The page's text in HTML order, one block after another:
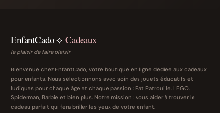
EnfantCado ⟡ Cadeaux
le plaisir de faire plaisir
Bienvenue chez EnfantCado, votre boutique en ligne dédiée aux cadeaux
pour enfants. Nous sélectionnons avec soin des jouets éducatifs et
ludiques pour chaque âge et chaque passion : Pat Patrouille, LEGO,
Spiderman, Barbie et bien plus. Notre mission : vous aider à trouver le
cadeau parfait qui fera briller les yeux de votre enfant.